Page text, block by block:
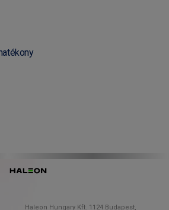
Haleon Hungary Kft. 1124 Budapest,